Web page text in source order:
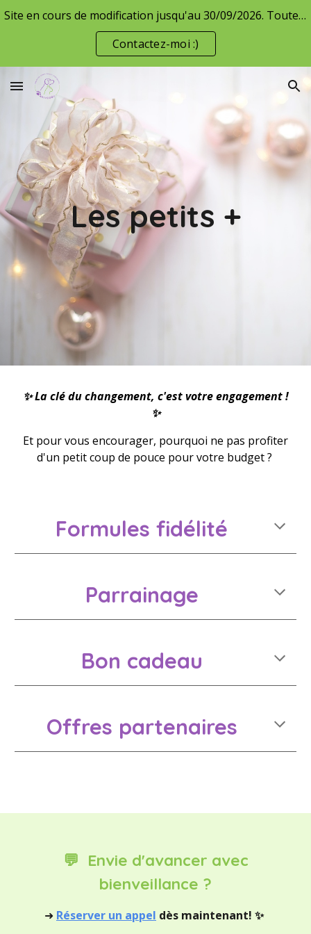
Site en cours de modification jusqu'au 30/09/2026. Toutes les informations ne sont pas encore à jour, merci de votre compréhension :)
Contactez-moi :)
Les petits +
✨ La clé du changement, c'est votre engagement !
✨
Et pour vous encourager, pourquoi ne pas profiter
d'un petit coup de pouce pour votre budget ?
Formules fidélité
Parrainage
Bon cadeau
Offres partenaires
💬 Envie d'avancer avec
bienveillance ?
➜ Réserver un appel dès maintenant! ✨